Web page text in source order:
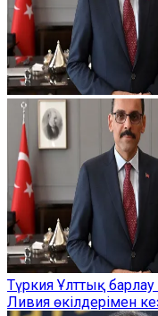
Түркия Ұлттық
Ливия өкілдерімен